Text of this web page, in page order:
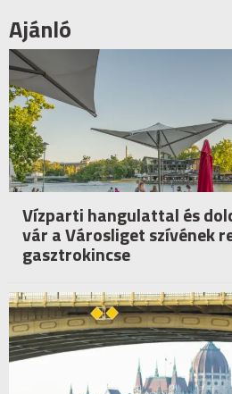
Ajánló
Vízparti hangulattal és
vár a Városliget szívének
gasztrokincse